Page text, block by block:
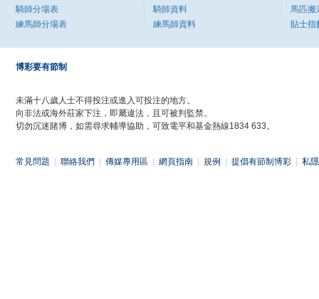
騎師分場表
練馬師分場表
騎師資料
練馬師資料
馬匹搬
貼士指
博彩要有節制
未滿十八歲人士不得投注或進入可投注的地方。
向非法或海外莊家下注，即屬違法，且可被判監禁。
切勿沉迷賭博，如需尋求輔導協助，可致電平和基金熱線1834 633。
常見問題 聯絡我們 傳媒專用區 網頁指南 規例 提倡有節制博彩 私